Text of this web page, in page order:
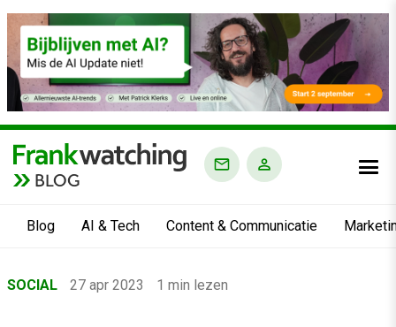
BLOG
Blog AI & Tech Content & Communicatie
›
SOCIAL 27 apr 2023 1 min lezen